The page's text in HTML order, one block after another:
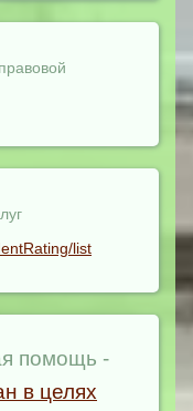
list
помощь -
в целях